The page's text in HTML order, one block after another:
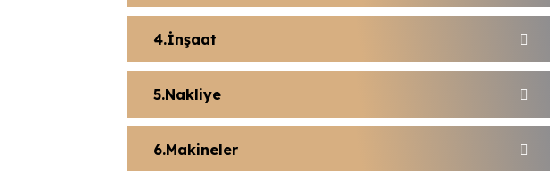
İnşaat
Nakliye
Makineler